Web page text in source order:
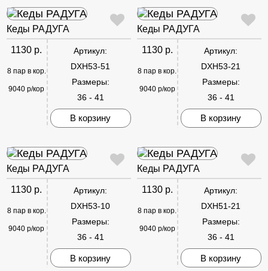
Кеды РАДУГА
1130 р.
8 пар в кор.
9040 р/кор
Артикул:
DXH53-51
Размеры:
36 - 41
В корзину
Кеды РАДУГА
1130 р.
8 пар в кор.
9040 р/кор
Артикул:
DXH53-21
Размеры:
36 - 41
В корзину
Кеды РАДУГА
1130 р.
8 пар в кор.
9040 р/кор
Артикул:
DXH53-10
Размеры:
36 - 41
В корзину
Кеды РАДУГА
1130 р.
8 пар в кор.
9040 р/кор
Артикул:
DXH51-21
Размеры:
36 - 41
В корзину